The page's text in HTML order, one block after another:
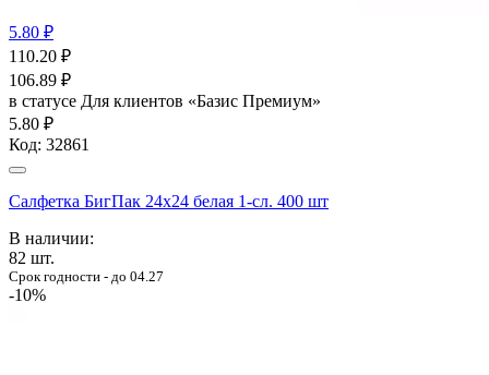
5.80 ₽
110.20 ₽
106.89 ₽
в статусе Для клиентов «Базис Премиум»
5.80 ₽
Код: 32861
Салфетка БигПак 24х24 белая 1-сл. 400 шт
В наличии:
82 шт.
Срок годности - до 04.27
-10%